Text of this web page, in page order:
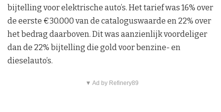
bijtelling voor elektrische auto’s. Het tarief was 16% over
de eerste €30.000 van de cataloguswaarde en 22% over
het bedrag daarboven. Dit was aanzienlijk voordeliger
dan de 22% bijtelling die gold voor benzine- en
dieselauto’s.
▼ Ad by Refinery89